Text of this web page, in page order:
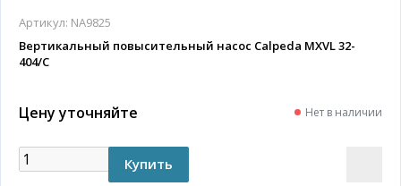
Артикул: NA9825
Вертикальный повысительный насос Calpeda MXVL 32-
404/C
Цену уточняйте Нет в наличии